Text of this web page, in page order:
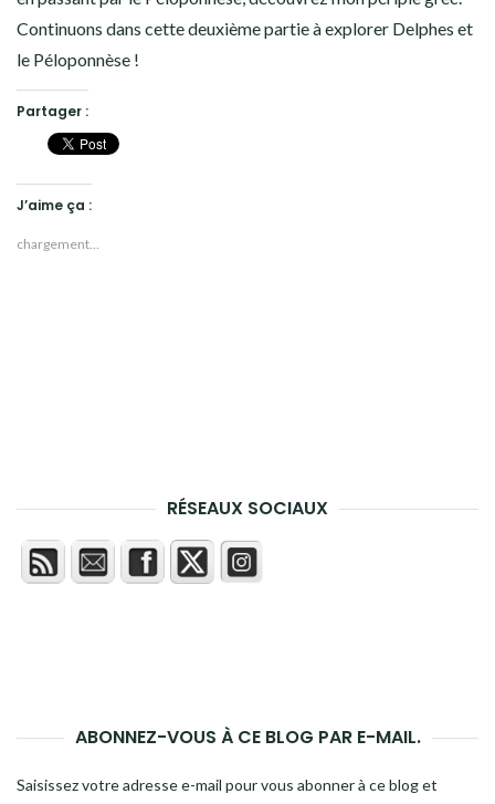
Continuons dans cette deuxième partie à explorer Delphes et
le Péloponnèse !
Partager :
J’aime ça :
chargement…
RÉSEAUX SOCIAUX
ABONNEZ-VOUS À CE BLOG PAR E-MAIL.
Saisissez votre adresse e-mail pour vous abonner à ce blog et